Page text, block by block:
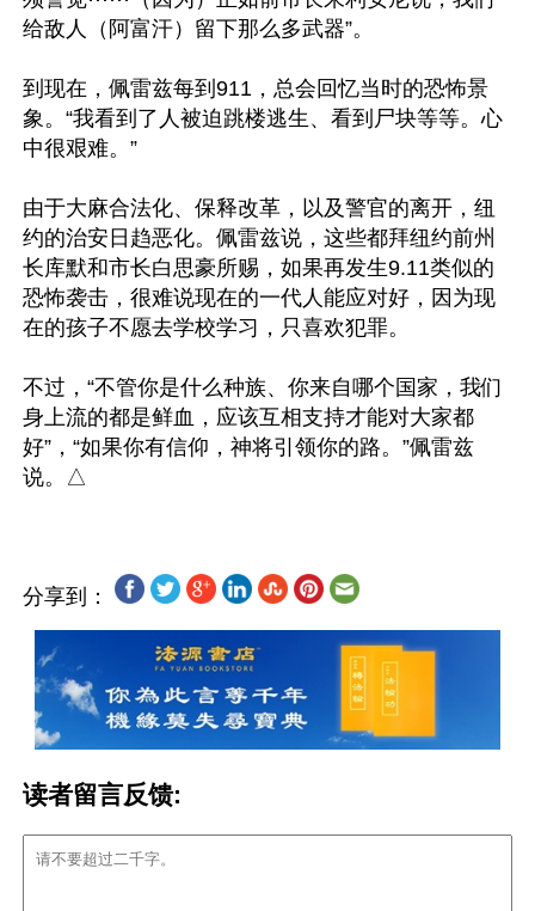
给敌人（阿富汗）留下那么多武器”。
到现在，佩雷兹每到911，总会回忆当时的恐怖景
象。“我看到了人被迫跳楼逃生、看到尸块等等。心
中很艰难。”
由于大麻合法化、保释改革，以及警官的离开，纽
约的治安日趋恶化。佩雷兹说，这些都拜纽约前州
长库默和市长白思豪所赐，如果再发生9.11类似的
恐怖袭击，很难说现在的一代人能应对好，因为现
在的孩子不愿去学校学习，只喜欢犯罪。
不过，“不管你是什么种族、你来自哪个国家，我们
身上流的都是鲜血，应该互相支持才能对大家都
好”，“如果你有信仰，神将引领你的路。”佩雷兹
分享到：
读者留言反馈: